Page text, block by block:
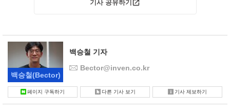
기사 공유하기
백승철(Bector)
백승철 기자
Bector@inven.co.kr
페이지 구독하기 다른 기사 보기 기사 제보하기